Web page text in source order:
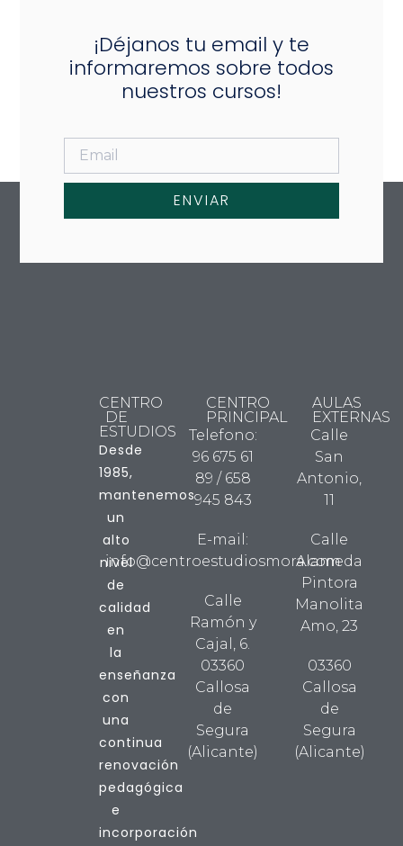
¡Déjanos tu email y te
informaremos sobre todos
nuestros cursos!
ENVIAR
CENTRO
DE
ESTUDIOS
Desde
1985,
mantenemos
un
alto
nivel
de
calidad
en
la
enseñanza
con
una
continua
renovación
pedagógica
e
incorporación
CENTRO
PRINCIPAL
Telefono:
96 675 61
89 / 658
945 843
E-mail:
info@centroestudiosmora.com
Calle
Ramón y
Cajal, 6.
03360
Callosa
de
Segura
(Alicante)
AULAS
EXTERNAS
Calle
San
Antonio,
11
Calle
Alameda
Pintora
Manolita
Amo, 23
03360
Callosa
de
Segura
(Alicante)